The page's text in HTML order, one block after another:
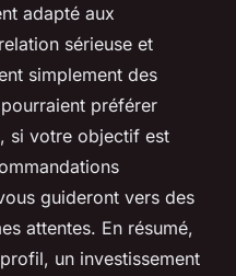
adapté aux
sérieuse et
simplement des
préférer
si votre objectif est
guideront vers des
attentes. En résumé,
un investissement